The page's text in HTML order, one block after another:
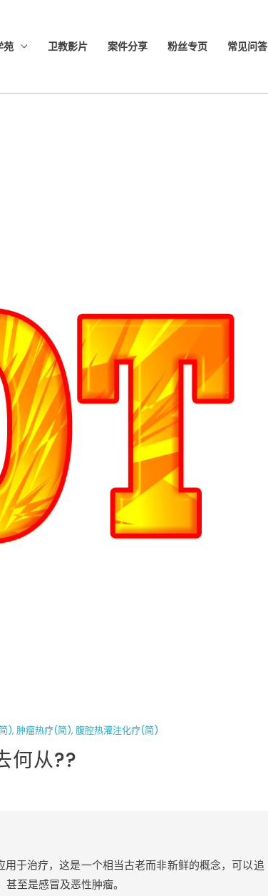
苑 卫教影片 案件分享 粉丝专页 常见问答
), 肿瘤热疗(简), 腹腔热灌注化疗(简)
何从??
于治疗，这是一个相当古老而非新鲜的概念，可以追
至是感冒及恶性肿瘤。